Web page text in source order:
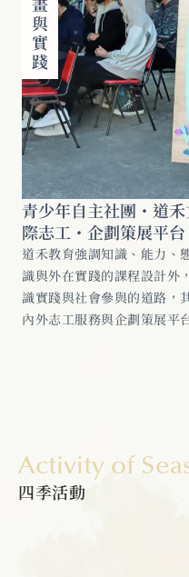
青少年自主社團・道
際志工・企劃策展平台
道禾教育強調知識、能力、
識與外在實踐的課程設計外
識實踐與社會參與的道路，
內外志工服務與企劃策展平
Activity of
四季活動